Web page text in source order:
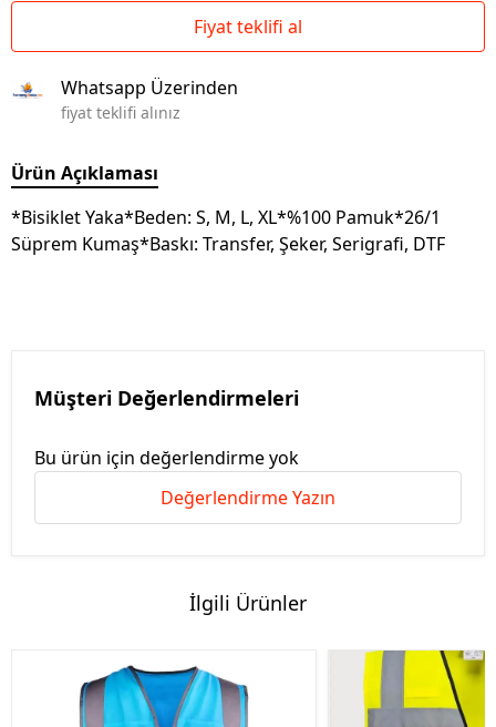
Fiyat teklifi al
Whatsapp Üzerinden
fiyat teklifi alınız
Ürün Açıklaması
*Bisiklet Yaka*Beden: S, M, L, XL*%100 Pamuk*26/1
Süprem Kumaş*Baskı: Transfer, Şeker, Serigrafi, DTF
Müşteri Değerlendirmeleri
Bu ürün için değerlendirme yok
Değerlendirme Yazın
İlgili Ürünler